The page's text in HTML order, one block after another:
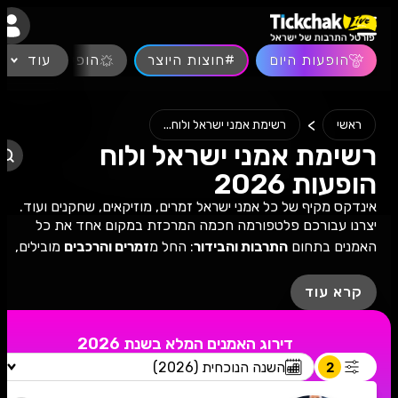
הופעות היום #חוצות היוצר הופעות חיות
עוד
ראשי > רשימת אמני ישראל ולוח...
רשימת אמני ישראל ולוח
הופעות 2026
אינדקס מקיף של כל אמני ישראל זמרים, מוזיקאים, שחקנים ועוד.
יצרנו עבורכם פלטפורמה חכמה המרכזת במקום אחד את כל
האמנים בתחום התרבות והבידור: החל מזמרים והרכבים מובילים,
התיאטרוןוהבמה
את האמן, לגלות את הדירוג שלו ולשריין מקום במופע הבא, הכל
מנוע דירוג האמנים החדש -מה שהופך את האינדקס הזה לייחודי
הואמנוע הדירוג החכםשלנו. האלגוריתם משקלל בזמן אמת נתוני
קרא עוד
דירוג האמנים המלא בשנת 2026
2 השנה הנוכחית (2026)